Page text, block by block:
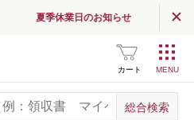
夏季休業日のお知らせ
カート